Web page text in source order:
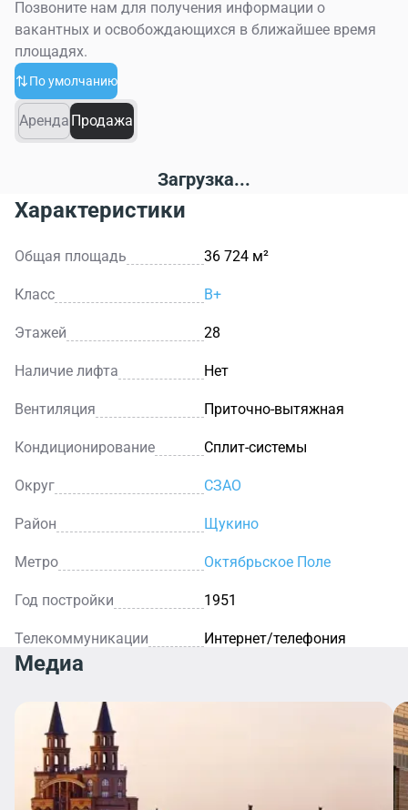
Позвоните нам для получения информации о
вакантных и освобождающихся в ближайшее время
площадях.
По умолчанию
Аренда Продажа
Загрузка...
Характеристики
Общая площадь 36 724 м²
Класс B+
Этажей 28
Наличие лифта Нет
Вентиляция Приточно-вытяжная
Кондиционирование Сплит-системы
Округ СЗАО
Район Щукино
Метро Октябрьское Поле
Год постройки 1951
Телекоммуникации Интернет/телефония
Медиа